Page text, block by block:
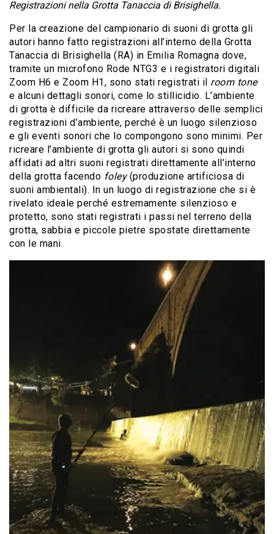
Registrazioni nella Grotta Tanaccia di Brisighella.
Per la creazione del campionario di suoni di grotta gli
autori hanno fatto registrazioni all’interno della Grotta
Tanaccia di Brisighella (RA) in Emilia Romagna dove,
tramite un microfono Rode NTG3 e i registratori digitali
Zoom H6 e Zoom H1, sono stati registrati il room tone
e alcuni dettagli sonori, come lo stillicidio. L’ambiente
di grotta è difficile da ricreare attraverso delle semplici
registrazioni d’ambiente, perché è un luogo silenzioso
e gli eventi sonori che lo compongono sono minimi. Per
ricreare l’ambiente di grotta gli autori si sono quindi
affidati ad altri suoni registrati direttamente all’interno
della grotta facendo foley(produzione artificiosa di
suoni ambientali). In un luogo di registrazione che si è
rivelato ideale perché estremamente silenzioso e
protetto, sono stati registrati i passi nel terreno della
grotta, sabbia e piccole pietre spostate direttamente
con le mani.